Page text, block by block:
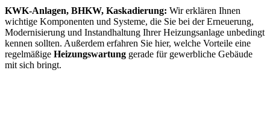
KWK-Anlagen, BHKW, Kaskadierung: Wir erklären Ihnen
wichtige Komponenten und Systeme, die Sie bei der Erneuerung,
Modernisierung und Instandhaltung Ihrer Heizungsanlage unbedingt
kennen sollten. Außerdem erfahren Sie hier, welche Vorteile eine
regelmäßige Heizungswartung gerade für gewerbliche Gebäude
mit sich bringt.